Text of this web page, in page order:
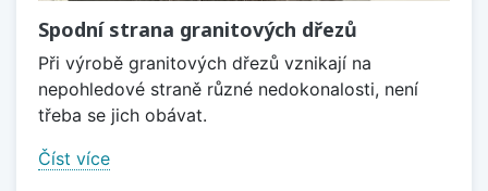
Spodní strana granitových dřezů
Při výrobě granitových dřezů vznikají na
nepohledové straně různé nedokonalosti, není
třeba se jich obávat.
Číst více